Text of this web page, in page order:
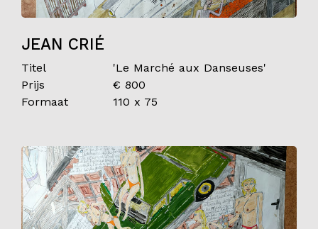
JEAN CRIÉ
Titel
'Le Marché aux Danseuses'
Prijs
€ 800
Formaat
110 x 75